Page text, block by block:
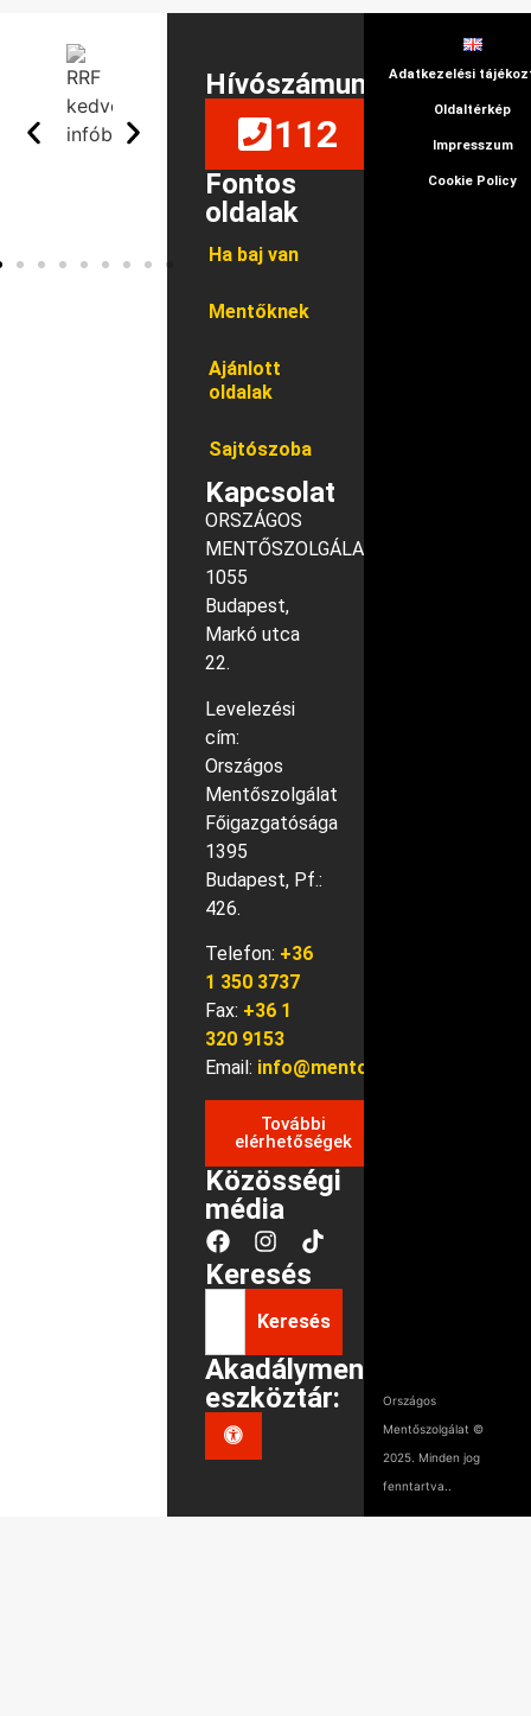
Hívószámunk
112
Fontos
oldalak
Ha baj van
Mentőknek
Ajánlott
oldalak
Sajtószoba
Kapcsolat
ORSZÁGOS
MENTŐSZOLGÁLAT
1055
Budapest,
Markó utca
22.
Levelezési
cím:
Országos
Mentőszolgálat
Főigazgatósága
1395
Budapest, Pf.:
426.
Telefon: +36
1 350 3737
Fax: +36 1
320 9153
Email: info@mentok.hu
További
elérhetőségek
Közösségi
média
Keresés
Keresés
Akadálymentes
eszköztár:
Adatkezelési
Oldaltérkép
Impresszum
Cookie Policy
Országos
Mentőszolgálat ©
2025. Minden jog
fenntartva..